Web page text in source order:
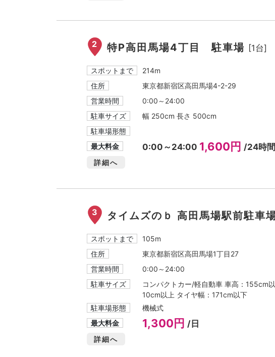
2 特P高田馬場4丁目 駐車場 [1台]
スポットまで
214m
住所
東京都新宿区高田馬場4-2-29
営業時間
0:00～24:00
駐車サイズ
幅 250cm 長さ 500cm
駐車場形態
最大料金
0:00～24:00 1,600円 /24時間
詳細へ
3 タイムズのｂ 高田馬場駅前駐車
スポットまで
105m
住所
東京都新宿区高田馬場1丁目27
営業時間
0:00～24:00
駐車サイズ
コンパクトカー/軽自動車 車高：155cm
10cm以上 タイヤ幅：171cm以下
駐車場形態
機械式
最大料金
1,300円 /日
詳細へ